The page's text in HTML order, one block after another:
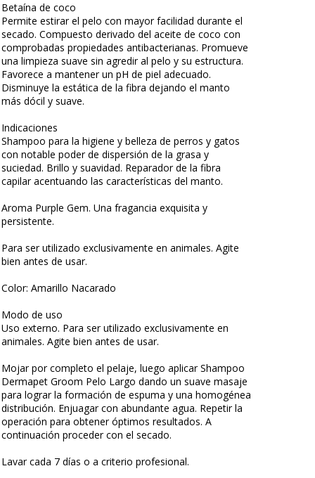
Betaína de coco
Permite estirar el pelo con mayor facilidad durante el
secado. Compuesto derivado del aceite de coco con
comprobadas propiedades antibacterianas. Promueve
una limpieza suave sin agredir al pelo y su estructura.
Favorece a mantener un pH de piel adecuado.
Disminuye la estática de la fibra dejando el manto
más dócil y suave.
Indicaciones
Shampoo para la higiene y belleza de perros y gatos
con notable poder de dispersión de la grasa y
suciedad. Brillo y suavidad. Reparador de la fibra
capilar acentuando las características del manto.
Aroma Purple Gem. Una fragancia exquisita y
persistente.
Para ser utilizado exclusivamente en animales. Agite
bien antes de usar.
Color: Amarillo Nacarado
Modo de uso
Uso externo. Para ser utilizado exclusivamente en
animales. Agite bien antes de usar.
Mojar por completo el pelaje, luego aplicar Shampoo
Dermapet Groom Pelo Largo dando un suave masaje
para lograr la formación de espuma y una homogénea
distribución. Enjuagar con abundante agua. Repetir la
operación para obtener óptimos resultados. A
continuación proceder con el secado.
Lavar cada 7 días o a criterio profesional.